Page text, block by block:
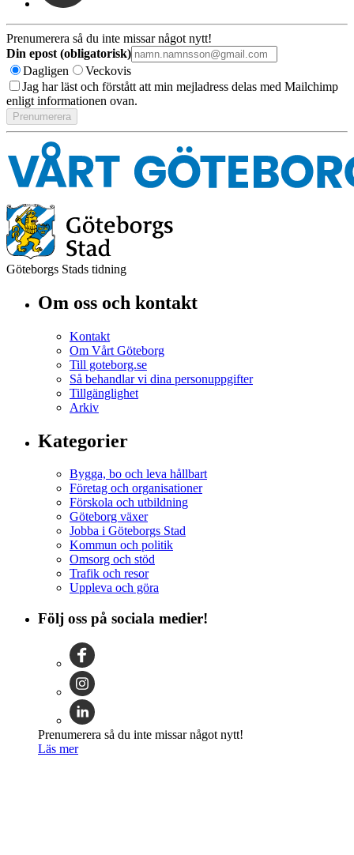
Prenumerera så du inte missar något nytt!
Din epost (obligatorisk)
Dagligen
Veckovis
Jag har läst och förstått att min mejladress delas med Mailchimp
enligt informationen ovan.
Göteborgs Stads tidning
Om oss och kontakt
Kontakt
Om Vårt Göteborg
Till goteborg.se
Så behandlar vi dina personuppgifter
Tillgänglighet
Arkiv
Kategorier
Bygga, bo och leva hållbart
Företag och organisationer
Förskola och utbildning
Göteborg växer
Jobba i Göteborgs Stad
Kommun och politik
Omsorg och stöd
Trafik och resor
Uppleva och göra
Följ oss på sociala medier!
Prenumerera så du inte missar något nytt!
Läs mer